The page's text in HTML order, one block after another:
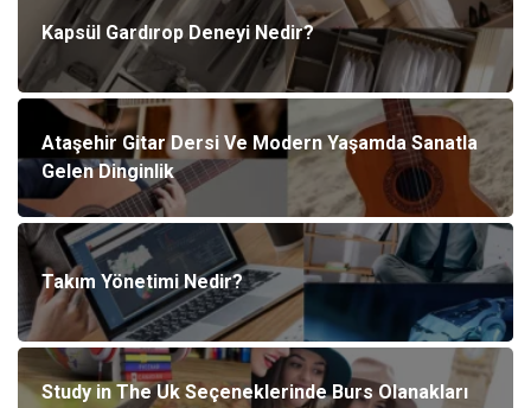
Kapsül Gardırop Deneyi Nedir?
Ataşehir Gitar Dersi Ve Modern Yaşamda Sanatla
Gelen Dinginlik
Takım Yönetimi Nedir?
Study in The Uk Seçeneklerinde Burs Olanakları